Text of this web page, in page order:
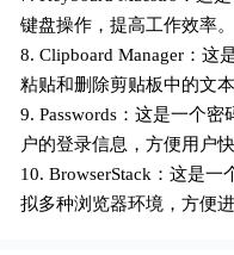
键盘操作，提高工作效率。
8. Clipboard Manager：这
粘贴和删除剪贴板中的文
9. Passwords：这是一个
户的登录信息，方便用户
10. BrowserStack：这是
拟多种浏览器环境，方便